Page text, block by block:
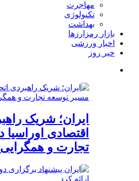
مهاجرت
تکنولوژی
بهداشت
بازار رمزارزها
اخبار ورزشی
خبر روز
ایران؛ شریک
اقتصادی
تجارت و